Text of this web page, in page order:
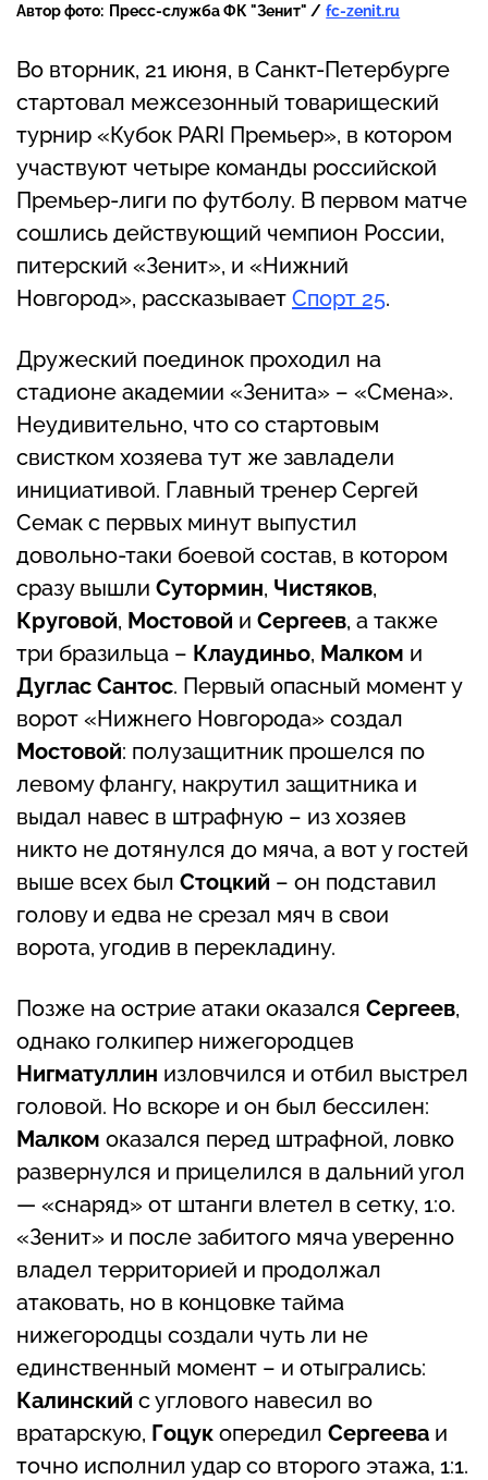
Автор фото: Пресс-служба ФК "Зенит" / fc-zenit.ru
Во вторник, 21 июня, в Санкт-Петербурге
стартовал межсезонный товарищеский
турнир «Кубок PARI Премьер», в котором
участвуют четыре команды российской
Премьер-лиги по футболу. В первом матче
сошлись действующий чемпион России,
питерский «Зенит», и «Нижний
Новгород», рассказывает Спорт 25.
Дружеский поединок проходил на
стадионе академии «Зенита» – «Смена».
Неудивительно, что со стартовым
свистком хозяева тут же завладели
инициативой. Главный тренер Сергей
Семак с первых минут выпустил
довольно-таки боевой состав, в котором
сразу вышли Сутормин, Чистяков,
Круговой, Мостовой и Сергеев, а также
три бразильца – Клаудиньо, Малком и
Дуглас Сантос. Первый опасный момент у
ворот «Нижнего Новгорода» создал
Мостовой: полузащитник прошелся по
левому флангу, накрутил защитника и
выдал навес в штрафную – из хозяев
никто не дотянулся до мяча, а вот у гостей
выше всех был Стоцкий – он подставил
голову и едва не срезал мяч в свои
ворота, угодив в перекладину.
Позже на острие атаки оказался Сергеев,
однако голкипер нижегородцев
Нигматуллин изловчился и отбил выстрел
головой. Но вскоре и он был бессилен:
Малком оказался перед штрафной, ловко
развернулся и прицелился в дальний угол
— «снаряд» от штанги влетел в сетку, 1:0.
«Зенит» и после забитого мяча уверенно
владел территорией и продолжал
атаковать, но в концовке тайма
нижегородцы создали чуть ли не
единственный момент – и отыгрались:
Калинский с углового навесил во
вратарскую, Гоцук опередил Сергеева и
точно исполнил удар со второго этажа, 1:1.